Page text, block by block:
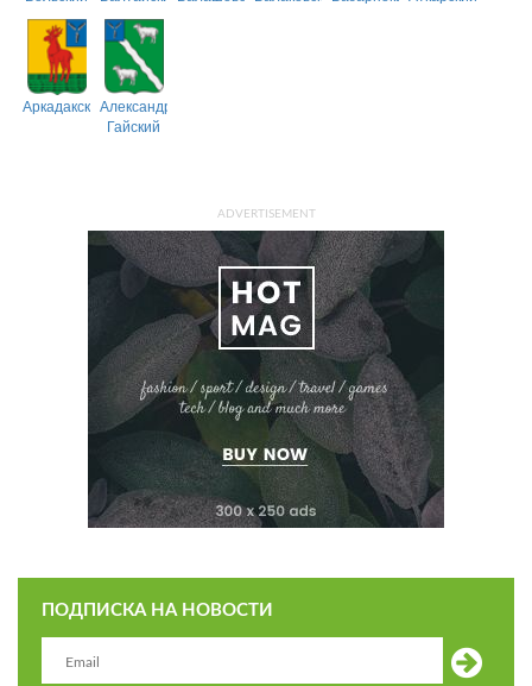
АркадакскийАлександрово-
Гайский
ADVERTISEMENT
ПОДПИСКА НА НОВОСТИ